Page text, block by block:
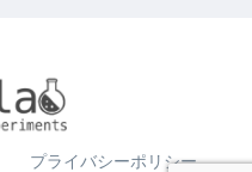
プライバシーポリシー